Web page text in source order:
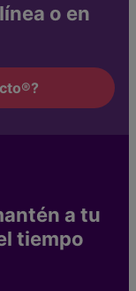
o en
a tu
tiempo